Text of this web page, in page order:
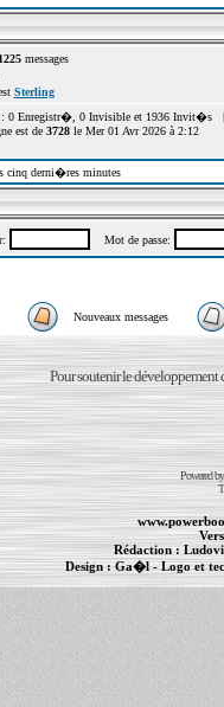
messages
Sterling
0 Enregistr�, 0 Invisible et 1936 Invit�s
est de 3728le Mer 01 Avr 2026 à 2:12
cinq derni�res minutes
Mot de passe:
Nouveaux messages
Pour soutenir le développement
Powered
Rédaction :
Design : Ga�l- Logo et